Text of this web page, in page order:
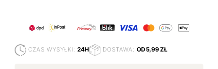
CZAS WYSYŁKI: 24H DOSTAWA: OD 5,99 ZŁ